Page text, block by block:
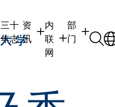
十
志
资
讯
校友
内
联
网
校友内联网
部
门